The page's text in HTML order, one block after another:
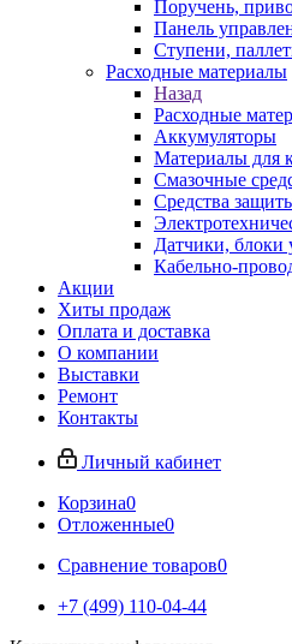
Поручень,
Панель
Ступени,
Расходные материалы
Назад
Расходные
Аккумуляторы
Материалы для
Смазочные
Средства
Датчики, блоки
Кабельно-
Акции
Хиты продаж
Оплата и доставка
О компании
Выставки
Ремонт
Контакты
Личный кабинет
Корзина0
Отложенные0
Сравнение товаров0
+7 (499) 110-04-44